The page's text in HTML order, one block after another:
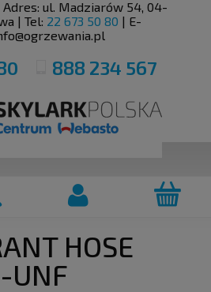
Adres: ul. Madziarów 54, 04-
| Tel: 22 673 50 80 | E-
888 234 567
HOSE
UNF